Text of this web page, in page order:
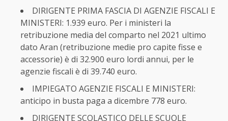
DIRIGENTE PRIMA FASCIA DI AGENZIE FISCALI E
MINISTERI: 1.939 euro. Per i ministeri la
retribuzione media del comparto nel 2021 ultimo
dato Aran (retribuzione medie pro capite fisse e
accessorie) è di 32.900 euro lordi annui, per le
agenzie fiscali è di 39.740 euro.
IMPIEGATO AGENZIE FISCALI E MINISTERI:
anticipo in busta paga a dicembre 778 euro.
DIRIGENTE SCOLASTICO DELLE SCUOLE